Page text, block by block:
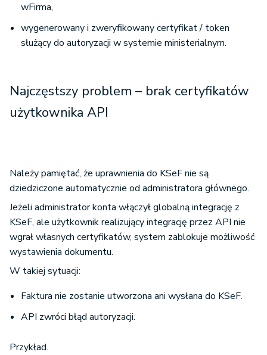
wFirma,
wygenerowany i zweryfikowany certyfikat / token
służący do autoryzacji w systemie ministerialnym.
Najczęstszy problem – brak certyfikatów
użytkownika API
Należy pamiętać, że uprawnienia do KSeF nie są
dziedziczone automatycznie od administratora głównego.
Jeżeli administrator konta włączył globalną integrację z
KSeF, ale użytkownik realizujący integrację przez API nie
wgrał własnych certyfikatów, system zablokuje możliwość
wystawienia dokumentu.
W takiej sytuacji:
Faktura nie zostanie utworzona ani wysłana do KSeF.
API zwróci błąd autoryzacji.
Przykład.